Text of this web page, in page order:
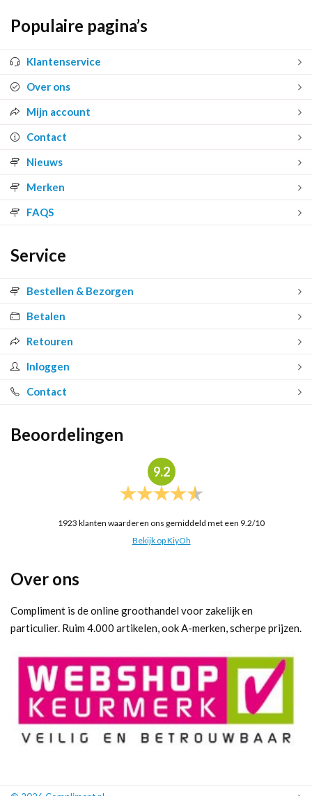
Populaire pagina’s
Klantenservice
Over ons
Mijn account
Contact
Nieuws
Merken
FAQS
Service
Bestellen & Bezorgen
Betalen
Retouren
Inloggen
Contact
Beoordelingen
9.2
1923 klanten waarderen ons gemiddeld met een 9.2/10
Bekijk op KiyOh
Over ons
Compliment is de online groothandel voor zakelijk en
particulier. Ruim 4.000 artikelen, ook A-merken, scherpe prijzen.